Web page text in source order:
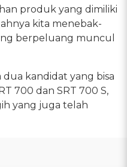
produk yang dimiliki
kita menebak-
berpeluang muncul
kandidat yang bisa
700 dan SRT 700 S,
yang juga telah